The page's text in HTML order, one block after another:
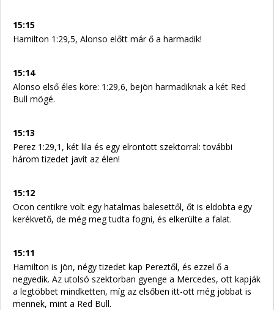
15:15
Hamilton 1:29,5, Alonso előtt már ő a harmadik!
15:14
Alonso első éles köre: 1:29,6, bejön harmadiknak a két Red
Bull mögé.
15:13
Perez 1:29,1, két lila és egy elrontott szektorral: további
három tizedet javít az élen!
15:12
Ocon centikre volt egy hatalmas balesettől, őt is eldobta egy
kerékvető, de még meg tudta fogni, és elkerülte a falat.
15:11
Hamilton is jön, négy tizedet kap Pereztől, és ezzel ő a
negyedik. Az utolsó szektorban gyenge a Mercedes, ott kapják
a legtöbbet mindketten, míg az elsőben itt-ott még jobbat is
mennek, mint a Red Bull.